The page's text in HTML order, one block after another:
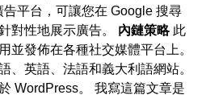
平台，可讓您在 Google 搜尋
對性地展示廣告。 內鏈策略此
並發佈在各種社交媒體平台上。
、英語、法語和義大利語網站。
WordPress。 我寫這篇文章是